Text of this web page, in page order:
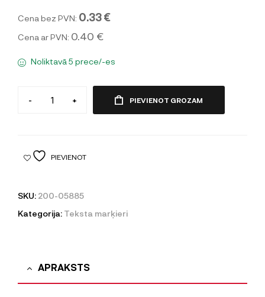
Cena bez PVN: 0.33 €
Cena ar PVN: 0.40 €
Noliktavā 5 prece/-es
- + PIEVIENOT GROZAM
PIEVIENOT
SKU: 200-05885
Kategorija: Teksta marķieri
APRAKSTS